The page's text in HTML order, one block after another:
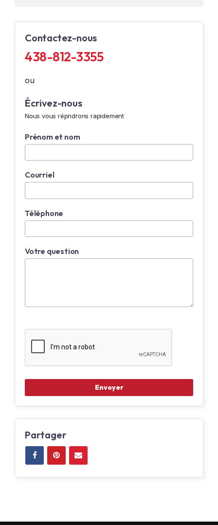
Contactez-nous
438-812-3355
ou
Écrivez-nous
Nous vous répndrons rapidement
Prénom et nom
Courriel
Téléphone
Votre question
Partager